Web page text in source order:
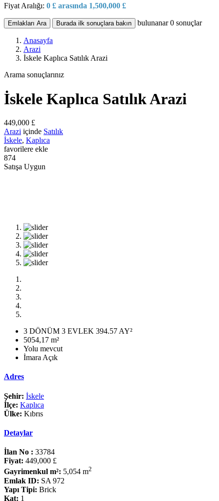
Fiyat Aralığı: 0 £ arasında 1,500,000 £
Emlakları Ara Burada ilk sonuçlara bakın bulunanar0 sonuçlar
Anasayfa
Arazi
İskele Kaplıca Satılık Arazi
Arama sonuçlarınız
İskele Kaplıca Satılık Arazi
449,000 £
Arazi içinde Satılık
İskele, Kaplıca
favorilere ekle
874
Satışa Uygun
3 DÖNÜM 3 EVLEK 394.57 AY²
5054,17 m²
Yolu mevcut
İmara Açık
Adres
Şehir: İskele
İlçe: Kaplıca
Ülke: Kıbrıs
Detaylar
İlan No : 33784
Fiyat: 449,000 £
Gayrimenkul m²: 5,054 m2
Emlak ID: SA 972
Yapı Tipi: Brick
Kat: 1